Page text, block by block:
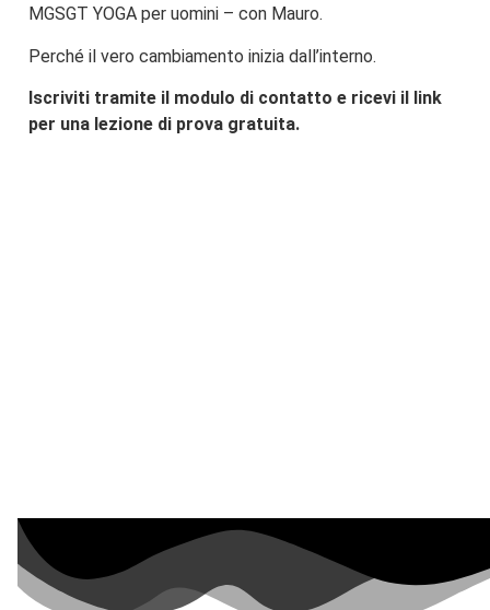
MGSGT YOGA per uomini – con Mauro.
Perché il vero cambiamento inizia dall’interno.
Iscriviti tramite il modulo di contatto e ricevi il link
per una lezione di prova gratuita.